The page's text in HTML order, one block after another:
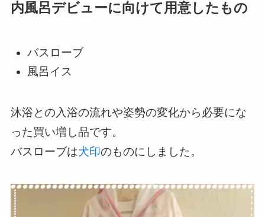
内風呂デビューに向けて用意したもの
バスローブ
風呂イス
沐浴との入浴の流れや姿勢の変化から必要にな
った買い増し品です。
バスローブは犬印のものにしました。